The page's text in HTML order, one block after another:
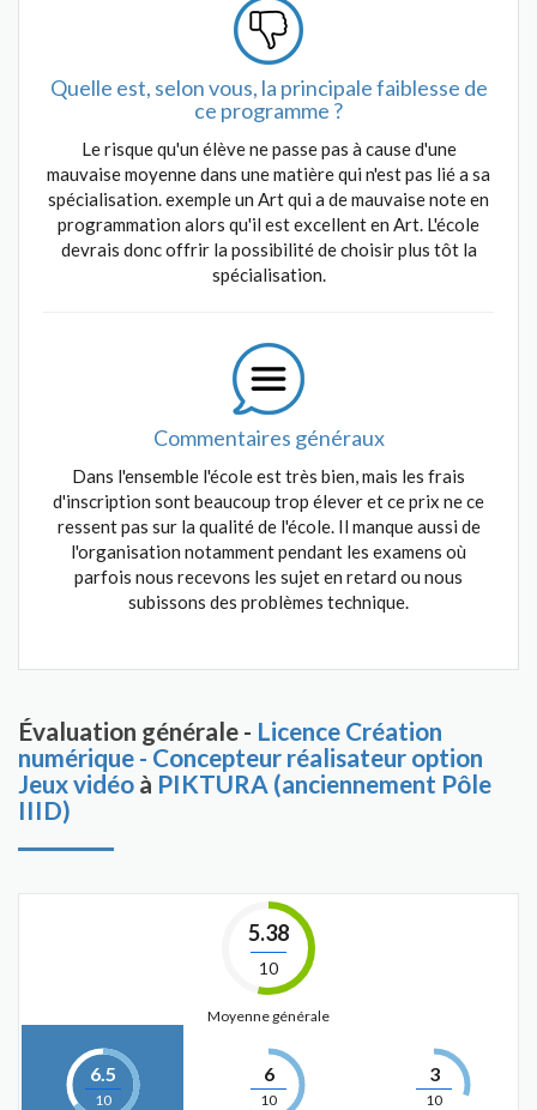
Quelle est, selon vous, la principale faiblesse de
ce programme ?
Le risque qu'un élève ne passe pas à cause d'une
mauvaise moyenne dans une matière qui n'est pas lié a sa
spécialisation. exemple un Art qui a de mauvaise note en
programmation alors qu'il est excellent en Art. L'école
devrais donc offrir la possibilité de choisir plus tôt la
spécialisation.
Commentaires généraux
Dans l'ensemble l'école est très bien, mais les frais
d'inscription sont beaucoup trop élever et ce prix ne ce
ressent pas sur la qualité de l'école. Il manque aussi de
l'organisation notamment pendant les examens où
parfois nous recevons les sujet en retard ou nous
subissons des problèmes technique.
Évaluation générale - Licence Création
numérique - Concepteur réalisateur option
Jeux vidéo à PIKTURA (anciennement Pôle
IIID)
5.38
10
Moyenne générale
6.5
10
6
10
3
10